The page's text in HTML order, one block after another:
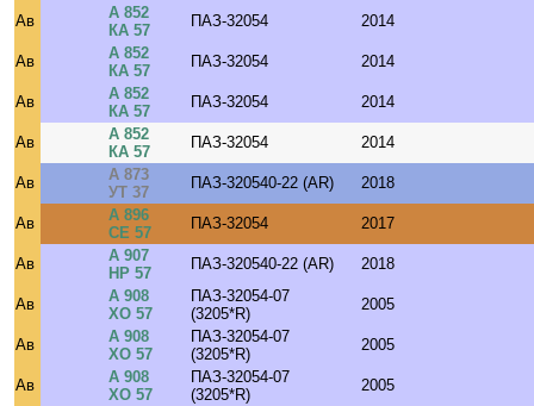
Ав
А 852
КА 57
ПАЗ-32054 2014
Ав
А 852
КА 57
ПАЗ-32054 2014
Ав
А 852
КА 57
ПАЗ-32054 2014
Ав
А 852
КА 57
ПАЗ-32054 2014
Ав
А 873
УТ 37
ПАЗ-320540-22 (AR) 2018
Ав
А 896
СЕ 57
ПАЗ-32054 2017
Ав
А 907
НР 57
ПАЗ-320540-22 (AR) 2018
Ав
А 908
ХО 57
ПАЗ-32054-07
(3205*R)
2005
Ав
А 908
ХО 57
ПАЗ-32054-07
(3205*R)
2005
Ав
А 908
ХО 57
ПАЗ-32054-07
(3205*R)
2005